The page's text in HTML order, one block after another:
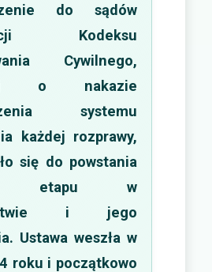
do sądów
Kodeksu
Cywilnego,
o nakazie
systemu
każdej rozprawy,
się do powstania
etapu w
i jego
Ustawa weszła w
roku i początkowo